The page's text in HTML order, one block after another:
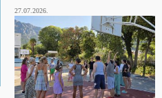
27.07.2026.